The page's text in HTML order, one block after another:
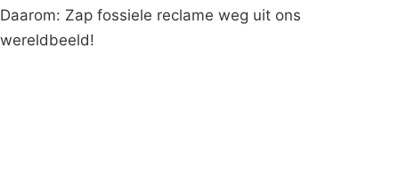
Daarom: Zap fossiele reclame weg uit ons
wereldbeeld!